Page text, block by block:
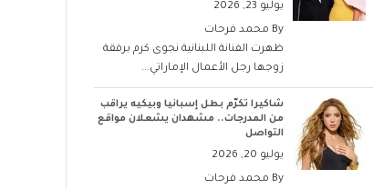
يوليو 23, 2026
By محمد فرحات
ظهرت الفنانة اللبنانية نجوى كرم برفقة
زوجها رجل الأعمال الإماراتي...
شاكيرا تكرّم بطل إسبانيا وبيكيه يراقب
من المدرجات.. مشهدان يشعلان مواقع
التواصل
يوليو 20, 2026
By محمد فرحات